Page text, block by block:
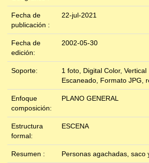
Fecha de
publicación :
22-jul-2021
Fecha de
edición:
2002-05-30
Soporte:
1 foto, Digital Color, Vertical
Escaneado, Formato JPG,
Enfoque
composición:
PLANO GENERAL
Estructura
formal:
ESCENA
Resumen : Personas agachadas, saco